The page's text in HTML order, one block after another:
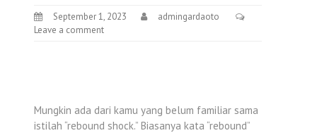
September 1, 2023
admingardaoto
Leave a comment
Mungkin ada dari kamu yang belum familiar sama
istilah “rebound shock.” Biasanya kata “rebound”